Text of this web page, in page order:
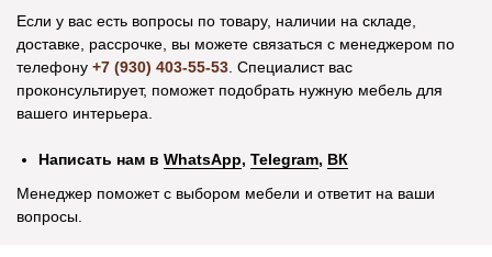
Если у вас есть вопросы по товару, наличии на складе,
доставке, рассрочке, вы можете связаться с менеджером по
телефону +7 (930) 403-55-53. Специалист вас
проконсультирует, поможет подобрать нужную мебель для
вашего интерьера.
Написать нам в WhatsApp, Telegram, ВК
Менеджер поможет с выбором мебели и ответит на ваши
вопросы.
Акционные товары
Рассрочка
Оплата и доставка